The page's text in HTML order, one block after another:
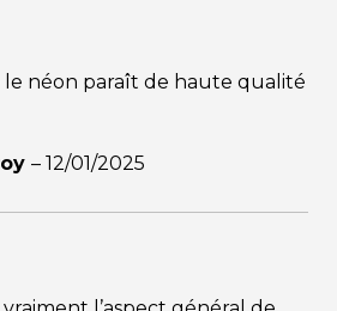
le néon paraît de haute qualité
– 12/01/2025